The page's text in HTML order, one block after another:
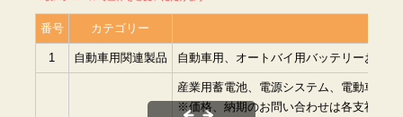
番号 カテゴリー
1 自動車用関連製品 自動車用、オートバイ用バッテリーおよ
産業用蓄電池、電源システム、電動車両
※価格、納期のお問い合わせは各支社に